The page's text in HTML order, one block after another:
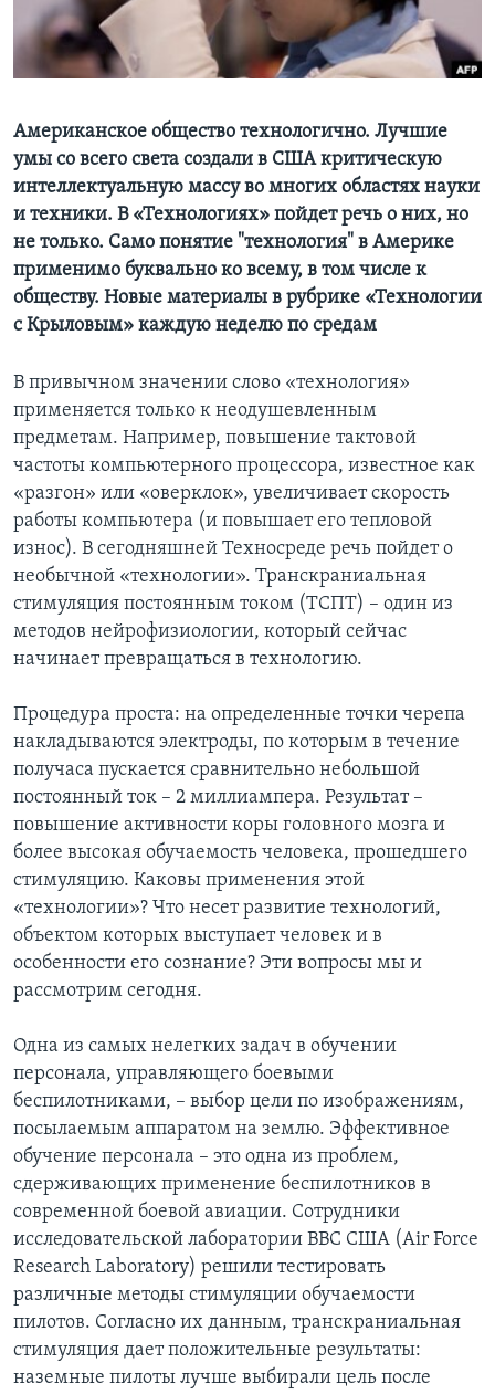
Learning English
Американское общество технологично. Лучшие
умы со всего света создали в США критическую
интеллектуальную массу во многих областях науки
и техники. В «Технологиях» пойдет речь о них, но
не только. Само понятие "технология" в Америке
применимо буквально ко всему, в том числе к
обществу. Новые материалы в рубрике «Технологии
с Крыловым» каждую неделю по средам
В привычном значении слово «технология»
применяется только к неодушевленным
предметам. Например, повышение тактовой
частоты компьютерного процессора, известное как
«разгон» или «оверклок», увеличивает скорость
работы компьютера (и повышает его тепловой
износ). В сегодняшней Техносреде речь пойдет о
необычной «технологии». Транскраниальная
стимуляция постоянным током (ТСПТ) – один из
методов нейрофизиологии, который сейчас
начинает превращаться в технологию.
Процедура проста: на определенные точки черепа
накладываются электроды, по которым в течение
получаса пускается сравнительно небольшой
постоянный ток – 2 миллиампера. Результат –
повышение активности коры головного мозга и
более высокая обучаемость человека, прошедшего
стимуляцию. Каковы применения этой
«технологии»? Что несет развитие технологий,
объектом которых выступает человек и в
особенности его сознание? Эти вопросы мы и
рассмотрим сегодня.
Одна из самых нелегких задач в обучении
персонала, управляющего боевыми
беспилотниками, – выбор цели по изображениям,
посылаемым аппаратом на землю. Эффективное
обучение персонала – это одна из проблем,
сдерживающих применение беспилотников в
современной боевой авиации. Сотрудники
исследовательской лаборатории ВВС США (Air Force
Research Laboratory) решили тестировать
различные методы стимуляции обучаемости
пилотов. Согласно их данным, транскраниальная
стимуляция дает положительные результаты:
наземные пилоты лучше выбирали цель после